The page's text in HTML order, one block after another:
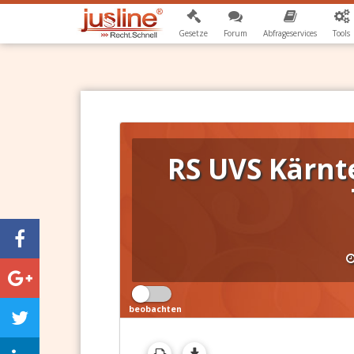
Gesetze Forum Abfrageservices Tools
RS UVS
beobachten